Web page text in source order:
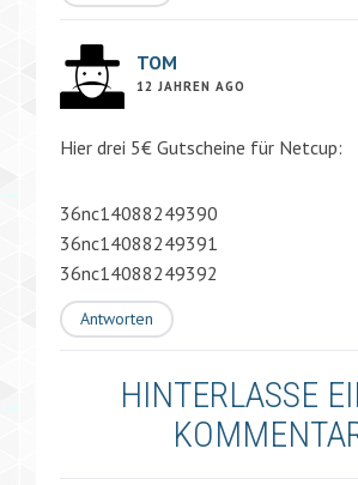
TOM
12 JAHREN AGO
Hier drei 5€ Gutscheine für Netcup:
36nc14088249390
36nc14088249391
36nc14088249392
Antworten
HINTERLASSE